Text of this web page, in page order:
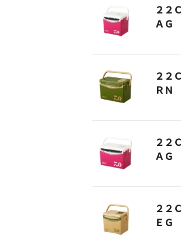
２２
ＡＧ
２２
ＲＮ
２２
ＡＧ
２２
ＥＧ